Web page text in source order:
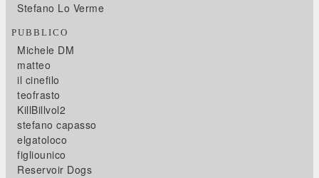
Stefano Lo Verme
PUBBLICO
Michele DM
matteo
il cinefilo
teofrasto
KillBillvol2
stefano capasso
elgatoloco
figliounico
Reservoir Dogs